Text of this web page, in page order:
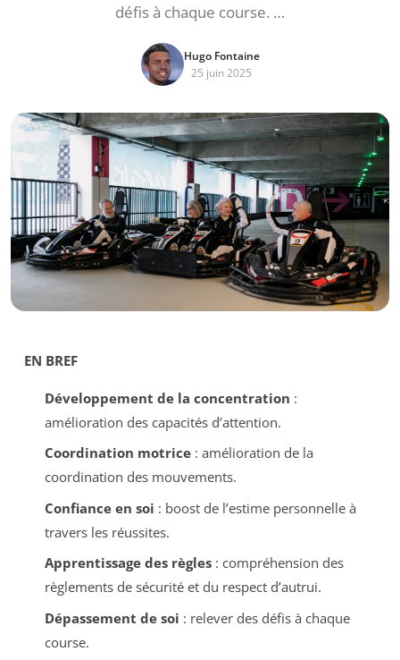
défis à chaque course. …
Hugo Fontaine
25 juin 2025
EN BREF
Développement de la concentration :
amélioration des capacités d’attention.
Coordination motrice: amélioration de la
coordination des mouvements.
Confiance en soi : boost de l’estime personnelle à
travers les réussites.
Apprentissage des règles: compréhension des
règlements de sécurité et du respect d’autrui.
Dépassement de soi : relever des défis à chaque
course.